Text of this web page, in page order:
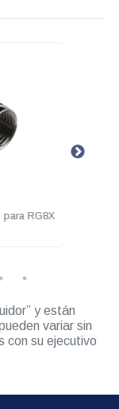
RG8X
y están
variar sin
con su ejecutivo